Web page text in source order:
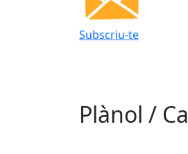
Subscriu-te
Plànol /